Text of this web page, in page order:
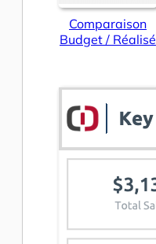
Comparaison
Budget / Réalisé